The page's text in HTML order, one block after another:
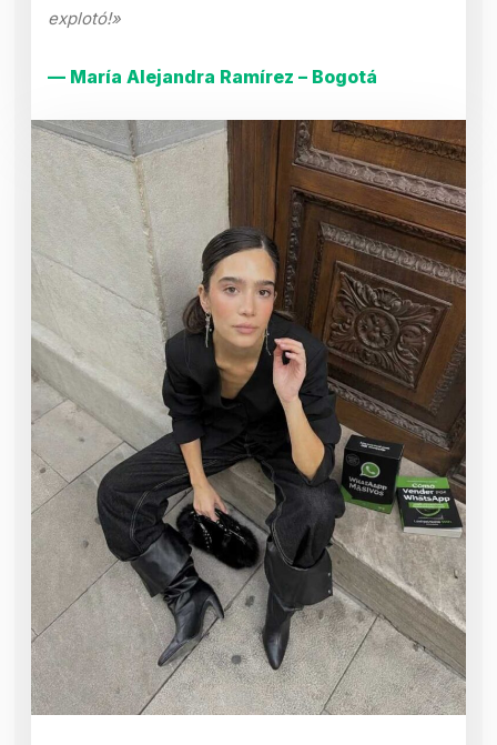
explotó!»
— María Alejandra Ramírez – Bogotá